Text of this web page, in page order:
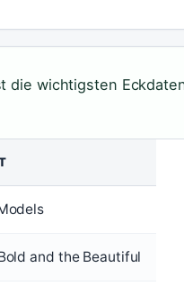
die wichtigsten
and the Beautiful